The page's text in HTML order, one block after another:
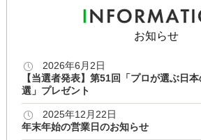
お知らせ
2026年6月2日
【当選者発表】第51回「プロが選ぶ日
選」プレゼント
2025年12月22日
年末年始の営業日のお知らせ